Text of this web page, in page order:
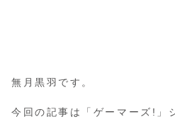
無月黒羽です。
今回の記事は「ゲーマーズ!」